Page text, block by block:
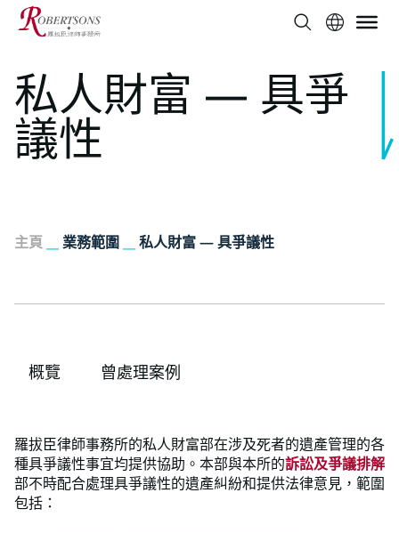
私人財富 — 具爭
議性
主頁 業務範圍 私人財富 — 具爭議性
概覽 曾處理案例
羅拔臣律師事務所的私人財富部在涉及死者的遺產管理的各
種具爭議性事宜均提供協助。本部與本所的訴訟及爭議排解
部不時配合處理具爭議性的遺產糾紛和提供法律意見，範圍
包括：